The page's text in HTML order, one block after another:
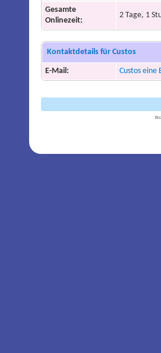
Gesamte
Onlinezeit:
2 Tage, 1
Kontaktdetails für Custos
E-Mail: Custos eine